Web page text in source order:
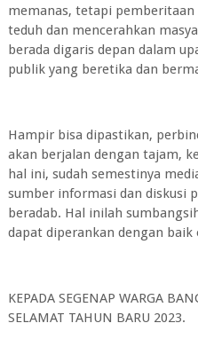
memanas, tetapi pemberitaan
teduh dan mencerahkan
berada digaris depan dalam
publik yang beretika dan
Hampir bisa dipastikan,
akan berjalan dengan tajam,
hal ini, sudah semestinya
sumber informasi dan diskusi
beradab. Hal inilah
dapat diperankan dengan
KEPADA SEGENAP WARGA
SELAMAT TAHUN BARU 2023.